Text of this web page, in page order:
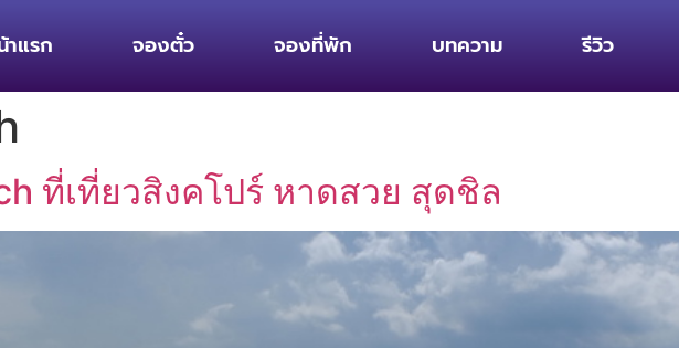
าแรก จองตั๋ว จองที่พัก บทความ รีวิว
ที่เที่ยวสิงคโปร์ หาดสวย สุดชิล